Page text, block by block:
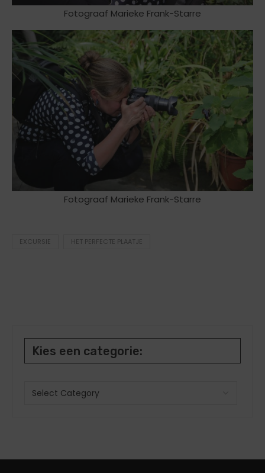
Fotograaf Marieke Frank-Starre
Fotograaf Marieke Frank-Starre
EXCURSIE HET PERFECTE PLAATJE
Kies een categorie: